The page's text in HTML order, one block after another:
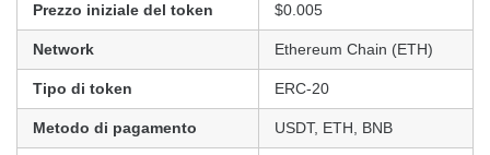
Prezzo iniziale del token $0.005
Network Ethereum Chain (ETH)
Tipo di token ERC-20
Metodo di pagamento USDT, ETH, BNB